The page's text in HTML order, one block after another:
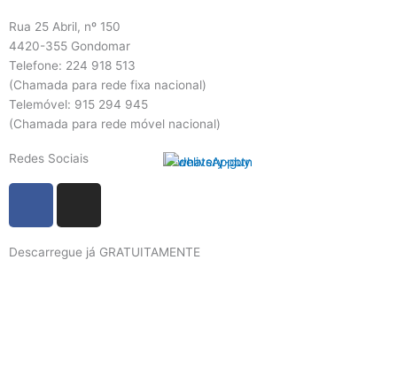
Rua 25 Abril, nº 150
4420-355 Gondomar
Telefone: 224 918 513
(Chamada para rede fixa nacional)
Telemóvel: 915 294 945
(Chamada para rede móvel nacional)
Redes Sociais
e
t
Descarregue já GRATUITAMENTE